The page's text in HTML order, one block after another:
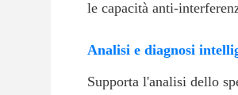
le capacità anti-
Analisi e diagnosi
Supporta l'analisi dello